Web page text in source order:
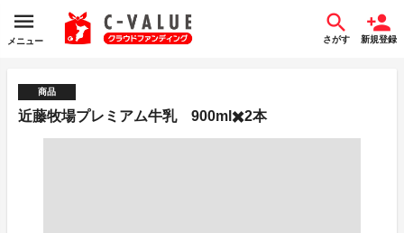
メニュー さがす 新規登録
商品
近藤牧場プレミアム牛乳 900ml✖️2本